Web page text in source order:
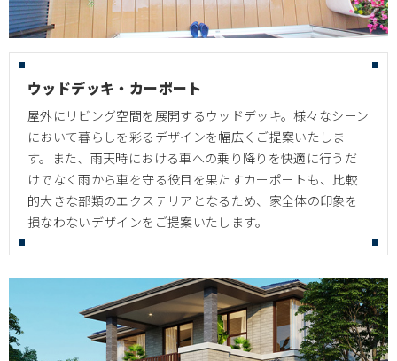
ウッドデッキ・カーポート
屋外にリビング空間を展開するウッドデッキ。様々なシーン
において暮らしを彩るデザインを幅広くご提案いたしま
す。また、雨天時における車への乗り降りを快適に行うだ
けでなく雨から車を守る役目を果たすカーポートも、比較
的大きな部類のエクステリアとなるため、家全体の印象を
損なわないデザインをご提案いたします。